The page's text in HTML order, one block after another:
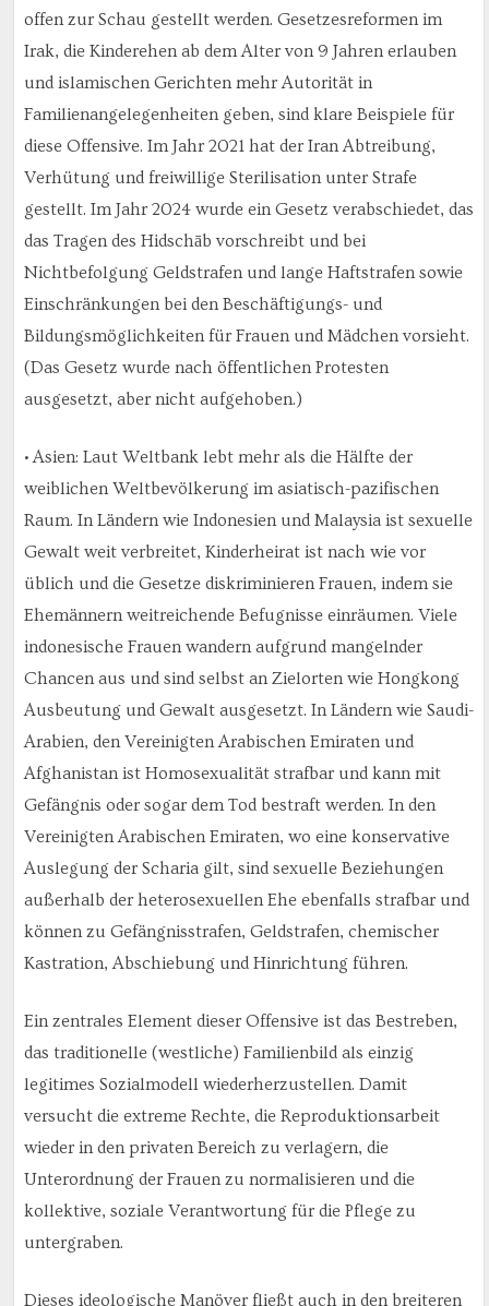
offen zur Schau gestellt werden. Gesetzesreformen im
Irak, die Kinderehen ab dem Alter von 9 Jahren erlauben
und islamischen Gerichten mehr Autorität in
Familienangelegenheiten geben, sind klare Beispiele für
diese Offensive. Im Jahr 2021 hat der Iran Abtreibung,
Verhütung und freiwillige Sterilisation unter Strafe
gestellt. Im Jahr 2024 wurde ein Gesetz verabschiedet, das
das Tragen des Hidschāb vorschreibt und bei
Nichtbefolgung Geldstrafen und lange Haftstrafen sowie
Einschränkungen bei den Beschäftigungs- und
Bildungsmöglichkeiten für Frauen und Mädchen vorsieht.
(Das Gesetz wurde nach öffentlichen Protesten
ausgesetzt, aber nicht aufgehoben.)
• Asien: Laut Weltbank lebt mehr als die Hälfte der
weiblichen Weltbevölkerung im asiatisch-pazifischen
Raum. In Ländern wie Indonesien und Malaysia ist sexuelle
Gewalt weit verbreitet, Kinderheirat ist nach wie vor
üblich und die Gesetze diskriminieren Frauen, indem sie
Ehemännern weitreichende Befugnisse einräumen. Viele
indonesische Frauen wandern aufgrund mangelnder
Chancen aus und sind selbst an Zielorten wie Hongkong
Ausbeutung und Gewalt ausgesetzt. In Ländern wie Saudi-
Arabien, den Vereinigten Arabischen Emiraten und
Afghanistan ist Homosexualität strafbar und kann mit
Gefängnis oder sogar dem Tod bestraft werden. In den
Vereinigten Arabischen Emiraten, wo eine konservative
Auslegung der Scharia gilt, sind sexuelle Beziehungen
außerhalb der heterosexuellen Ehe ebenfalls strafbar und
können zu Gefängnisstrafen, Geldstrafen, chemischer
Kastration, Abschiebung und Hinrichtung führen.
Ein zentrales Element dieser Offensive ist das Bestreben,
das traditionelle (westliche) Familienbild als einzig
legitimes Sozialmodell wiederherzustellen. Damit
versucht die extreme Rechte, die Reproduktionsarbeit
wieder in den privaten Bereich zu verlagern, die
Unterordnung der Frauen zu normalisieren und die
kollektive, soziale Verantwortung für die Pflege zu
untergraben.
Dieses ideologische Manöver fließt auch in den breiteren